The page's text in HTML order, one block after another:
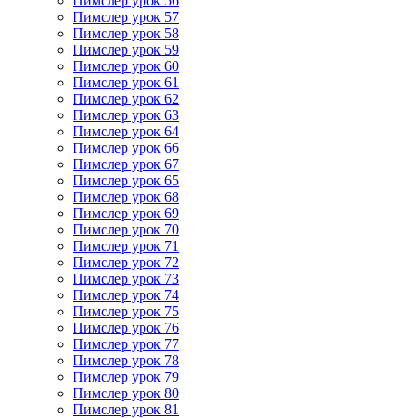
Пимслер урок 57
Пимслер урок 58
Пимслер урок 59
Пимслер урок 60
Пимслер урок 61
Пимслер урок 62
Пимслер урок 63
Пимслер урок 64
Пимслер урок 66
Пимслер урок 67
Пимслер урок 65
Пимслер урок 68
Пимслер урок 69
Пимслер урок 70
Пимслер урок 71
Пимслер урок 72
Пимслер урок 73
Пимслер урок 74
Пимслер урок 75
Пимслер урок 76
Пимслер урок 77
Пимслер урок 78
Пимслер урок 79
Пимслер урок 80
Пимслер урок 81